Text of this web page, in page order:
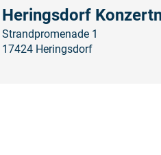
Heringsdorf
Strandpromenade 1
17424 Heringsdorf